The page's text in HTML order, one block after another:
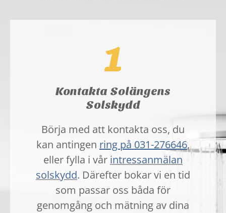
1
Kontakta Solängens
Solskydd
Börja med att kontakta oss, du
kan antingen ring på 031-276646,
eller fylla i vår intressanmälan
solskydd. Därefter bokar vi en tid
som passar oss båda för
genomgång och mätning av dina